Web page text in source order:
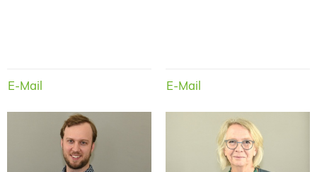
E-Mail E-Mail
Robin Sebastian
Schierholz
Sabine Stadtlander